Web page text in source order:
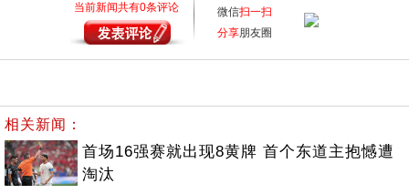
当前新闻共有0条评论 微信扫一扫
分享朋友圈
相关新闻：
首场16强赛就出现8黄牌 首个东道主抱憾遭
淘汰